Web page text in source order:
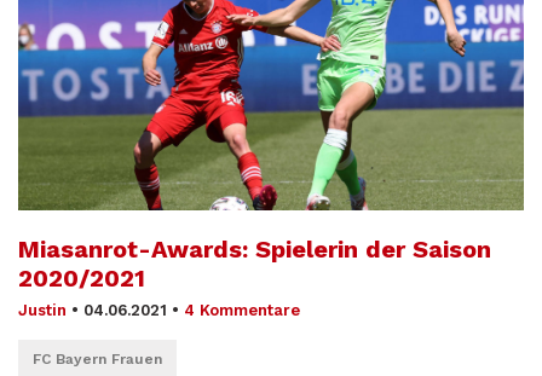
Miasanrot-Awards: Spielerin der Saison
2020/2021
Justin • 04.06.2021 • 4 Kommentare
FC Bayern Frauen